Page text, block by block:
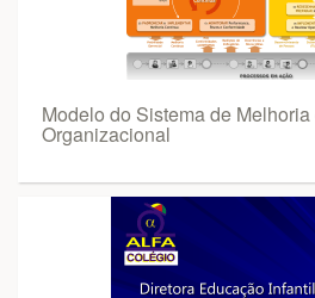
Modelo do Sistema de
Organizacional